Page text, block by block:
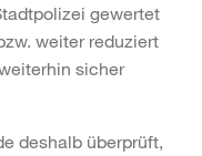
gewertet
weiter reduziert
sicher
deshalb überprüft,